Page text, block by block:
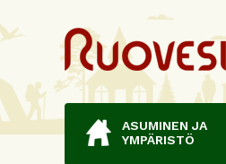
ASUMINEN JA
YMPÄRISTÖ